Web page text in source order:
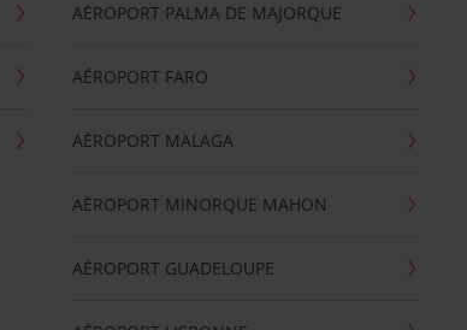
AÉROPORT PALMA DE MAJORQUE
AÉROPORT FARO
AÉROPORT MALAGA
AÉROPORT MINORQUE MAHON
AÉROPORT GUADELOUPE